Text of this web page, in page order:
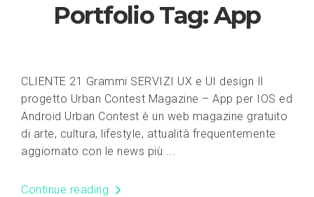
Portfolio Tag:App
CLIENTE 21 Grammi SERVIZI UX e UI design Il
progetto Urban Contest Magazine – App per IOS ed
Android Urban Contest è un web magazine gratuito
di arte, cultura, lifestyle, attualità frequentemente
aggiornato con le news più ...
Continue reading